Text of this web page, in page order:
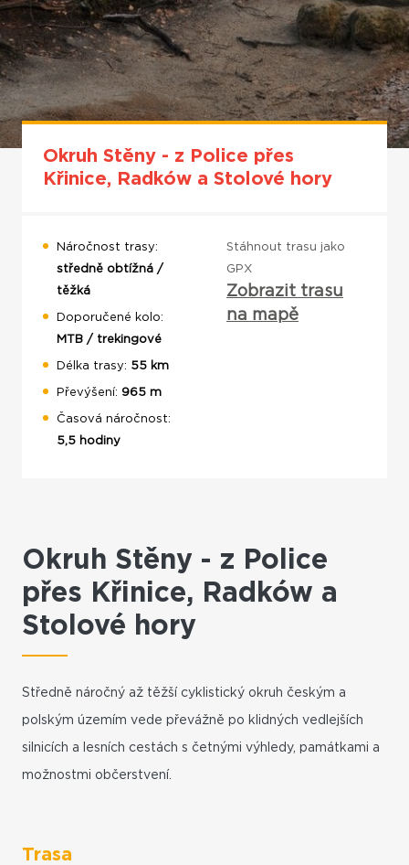
Okruh Stěny - z Police přes
Křinice, Radków a Stolové hory
Náročnost trasy:
středně obtížná /
těžká
Doporučené kolo:
MTB / trekingové
Délka trasy: 55 km
Převýšení: 965 m
Časová náročnost:
5,5 hodiny
Stáhnout trasu jako
GPX
Zobrazit trasu
na mapě
Okruh Stěny - z Police
přes Křinice, Radków a
Stolové hory
Středně náročný až těžší cyklistický okruh českým a
polským územím vede převážně po klidných vedlejších
silnicích a lesních cestách s četnými výhledy, památkami a
možnostmi občerstvení.
Trasa